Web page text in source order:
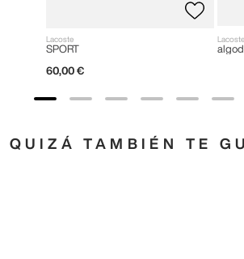
Lacoste
SPORT
60,00 €
Lacoste
QUIZÁ TAMBIÉN TE